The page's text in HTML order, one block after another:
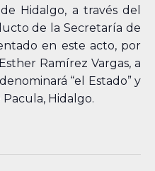
Hidalgo, a través del
de la Secretaría de
en este acto, por
Ramírez Vargas, a
“el Estado” y
Hidalgo.